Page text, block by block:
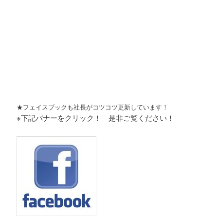
★フェイスブックも社長がコツコツ更新しています！
※下記バナーをクリック！ 是非ご覧ください！